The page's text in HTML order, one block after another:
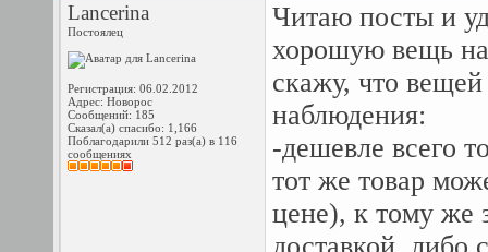
Lancerina
Постоялец
Регистрация: 06.02.2012
Адрес: Новорос
Сообщений: 185
Сказал(а) спасибо: 1,166
Поблагодарили 512 раз(а) в 116
сообщениях
Читаю посты и
хорошую вещь
скажу, что
наблюдения:
-дешевле всего
тот же товар
цене), к тому же